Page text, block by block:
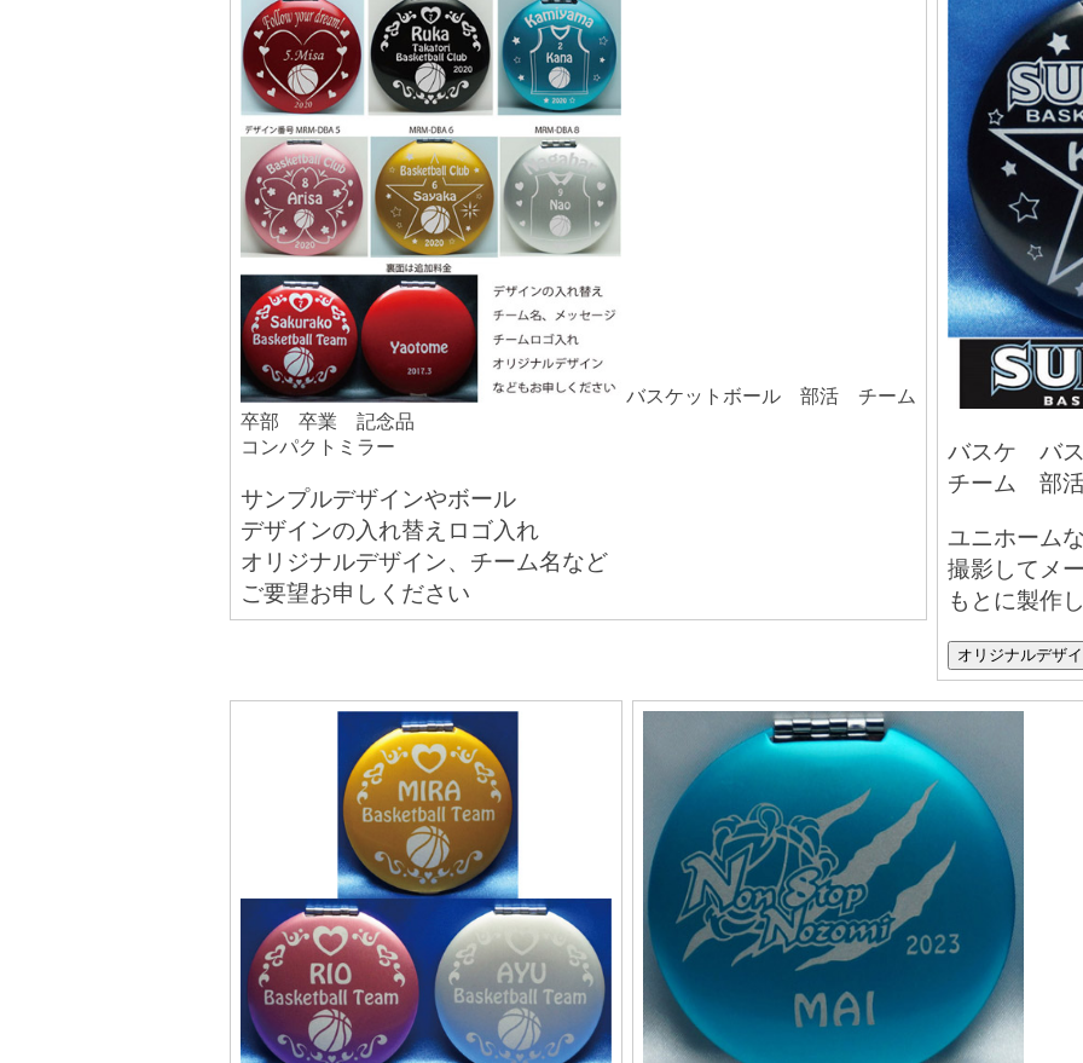
バスケットボール 部活 チーム
卒部 卒業 記念品
コンパクトミラー
サンプルデザインやボール
デザインの入れ替えロゴ入れ
オリジナルデザイン、チーム名など
ご要望お申しください
バスケ バ
チーム 部
ユニホーム
撮影してメ
もとに製作
オリジナルデザ